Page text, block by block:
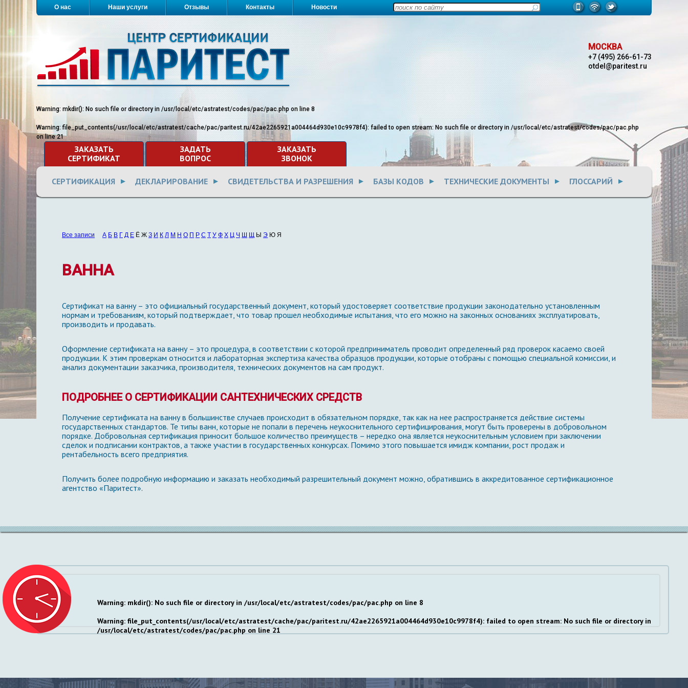
О нас Наши услуги Отзывы Контакты Новости
МОСКВА
+7 (495) 266-61-73
otdel@paritest.ru
Warning: mkdir(): No such file or directory in /usr/local/etc/astratest/codes/pac/pac.php on line 8
Warning: file_put_contents(/usr/local/etc/astratest/cache/pac/paritest.ru/42ae2265921a004464d930e10c9978f4): failed to open stream: No such file or directory in /usr/local/etc/astratest/codes/pac/pac.php
on line21
ЗАКАЗАТЬ
СЕРТИФИКАТ
ЗАДАТЬ
ВОПРОС
ЗАКАЗАТЬ
ЗВОНОК
СЕРТИФИКАЦИЯ ДЕКЛАРИРОВАНИЕ СВИДЕТЕЛЬСТВА И РАЗРЕШЕНИЯ БАЗЫ КОДОВ ТЕХНИЧЕСКИЕ ДОКУМЕНТЫ ГЛОССАРИЙ
Все записи А Б В Г Д Е Ё Ж З И К Л М Н О П Р С Т У Ф Х Ц Ч Ш Щ Ы Э Ю Я
ВАННА
Сертификат на ванну – это официальный государственный документ, который удостоверяет соответствие продукции законодательно установленным
нормам и требованиям, который подтверждает, что товар прошел необходимые испытания, что его можно на законных основаниях эксплуатировать,
производить и продавать.
Оформление сертификата на ванну – это процедура, в соответствии с которой предприниматель проводит определенный ряд проверок касаемо своей
продукции. К этим проверкам относится и лабораторная экспертиза качества образцов продукции, которые отобраны с помощью специальной комиссии, и
анализ документации заказчика, производителя, технических документов на сам продукт.
ПОДРОБНЕЕ О СЕРТИФИКАЦИИ САНТЕХНИЧЕСКИХ СРЕДСТВ
Получение сертификата на ванну в большинстве случаев происходит в обязательном порядке, так как на нее распространяется действие системы
государственных стандартов. Те типы ванн, которые не попали в перечень неукоснительного сертифицирования, могут быть проверены в добровольном
порядке. Добровольная сертификация приносит большое количество преимуществ – нередко она является неукоснительным условием при заключении
сделок и подписании контрактов, а также участии в государственных конкурсах. Помимо этого повышается имидж компании, рост продаж и
рентабельность всего предприятия.
Получить более подробную информацию и заказать необходимый разрешительный документ можно, обратившись в аккредитованное сертификационное
агентство «Паритест».
Warning: mkdir(): No such file or directory in /usr/local/etc/astratest/codes/pac/pac.php on line 8
Warning: file_put_contents(/usr/local/etc/astratest/cache/pac/paritest.ru/42ae2265921a004464d930e10c9978f4): failed to open stream: No such file or directory in
/usr/local/etc/astratest/codes/pac/pac.php on line 21